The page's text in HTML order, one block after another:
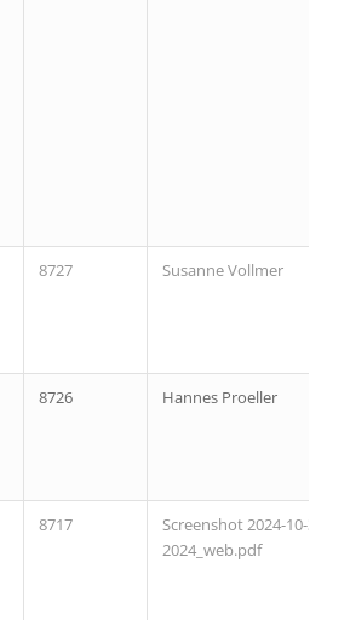
8727 Susanne Vollmer
8726 Hannes Proeller
8717
Screenshot 2024-10-30 at
2024_web.pdf